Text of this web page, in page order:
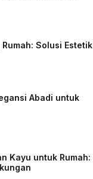
Solusi Estetik
Abadi untuk
Kayu untuk Rumah: